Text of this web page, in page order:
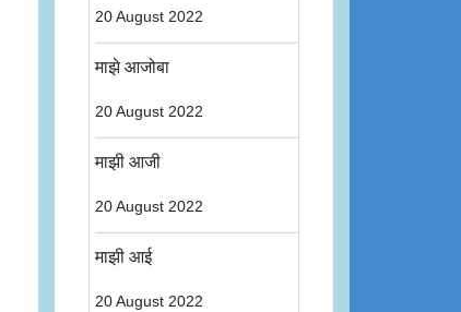
20 August 2022
माझे आजोबा
20 August 2022
माझी आजी
20 August 2022
माझी आई
20 August 2022